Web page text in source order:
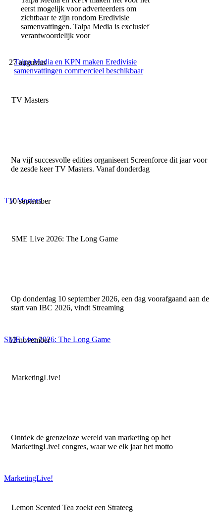
eerst mogelijk voor adverteerders om
zichtbaar te zijn rondom Eredivisie
samenvattingen. Talpa Media is exclusief
verantwoordelijk voor
Talpa Media en KPN maken Eredivisie
samenvattingen commercieel beschikbaar
27 augustus
TV Masters
Na vijf succesvolle edities organiseert Screenforce dit jaar voor
de zesde keer TV Masters. Vanaf donderdag
TV Masters
10 september
SME Live 2026: The Long Game
Op donderdag 10 september 2026, een dag voorafgaand aan de
start van IBC 2026, vindt Streaming
SME Live 2026: The Long Game
12 november
MarketingLive!
Ontdek de grenzeloze wereld van marketing op het
MarketingLive! congres, waar we elk jaar het motto
MarketingLive!
Lemon Scented Tea zoekt een Strateeg